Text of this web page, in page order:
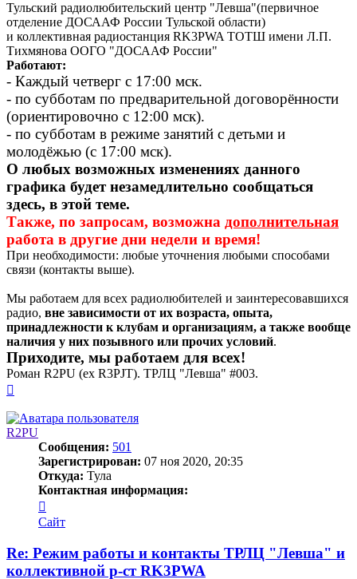
Тульский радиолюбительский центр "Левша"(первичное
отделение ДОСААФ России Тульской области)
и коллективная радиостанция RK3PWA ТОТШ имени Л.П.
Тихмянова ООГО "ДОСААФ России"
Работают:
- Каждый четверг с 17:00 мск.
- по субботам по предварительной договорённости
(ориентировочно с 12:00 мск).
- по субботам в режиме занятий с детьми и
молодёжью (с 17:00 мск).
О любых возможных изменениях данного
графика будет незамедлительно сообщаться
здесь, в этой теме.
Также, по запросам, возможна дополнительная
работа в другие дни недели и время!
При необходимости: любые уточнения любыми способами
связи (контакты выше).
Мы работаем для всех радиолюбителей и заинтересовавшихся
радио, вне зависимости от их возраста, опыта,
принадлежности к клубам и организациям, а также вообще
наличия у них позывного или прочих условий.
Приходите, мы работаем для всех!
Роман R2PU (ex R3PJT). ТРЛЦ "Левша" #003.
началу
R2PU
Сообщения: 501
Зарегистрирован: 07 ноя 2020, 20:35
Откуда: Тула
Контактная информация:
информация
пользователя
Сайт
Re: Режим работы и контакты ТРЛЦ "Левша" и
коллективной р-ст RK3PWA